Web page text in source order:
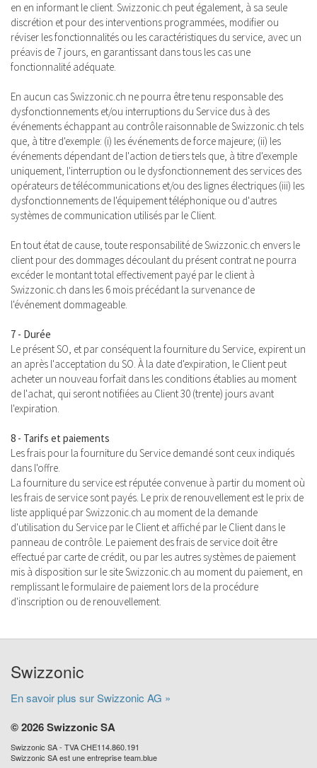
en en informant le client. Swizzonic.ch peut également, à sa seule
discrétion et pour des interventions programmées, modifier ou
réviser les fonctionnalités ou les caractéristiques du service, avec un
préavis de 7 jours, en garantissant dans tous les cas une
fonctionnalité adéquate.
En aucun cas Swizzonic.ch ne pourra être tenu responsable des
dysfonctionnements et/ou interruptions du Service dus à des
événements échappant au contrôle raisonnable de Swizzonic.ch tels
que, à titre d'exemple: (i) les événements de force majeure; (ii) les
événements dépendant de l'action de tiers tels que, à titre d'exemple
uniquement, l'interruption ou le dysfonctionnement des services des
opérateurs de télécommunications et/ou des lignes électriques (iii) les
dysfonctionnements de l'équipement téléphonique ou d'autres
systèmes de communication utilisés par le Client.
En tout état de cause, toute responsabilité de Swizzonic.ch envers le
client pour des dommages découlant du présent contrat ne pourra
excéder le montant total effectivement payé par le client à
Swizzonic.ch dans les 6 mois précédant la survenance de
l'événement dommageable.
7 - Durée
Le présent SO, et par conséquent la fourniture du Service, expirent un
an après l'acceptation du SO. À la date d'expiration, le Client peut
acheter un nouveau forfait dans les conditions établies au moment
de l'achat, qui seront notifiées au Client 30 (trente) jours avant
l'expiration.
8 - Tarifs et paiements
Les frais pour la fourniture du Service demandé sont ceux indiqués
dans l'offre.
La fourniture du service est réputée convenue à partir du moment où
les frais de service sont payés. Le prix de renouvellement est le prix de
liste appliqué par Swizzonic.ch au moment de la demande
d'utilisation du Service par le Client et affiché par le Client dans le
panneau de contrôle. Le paiement des frais de service doit être
effectué par carte de crédit, ou par les autres systèmes de paiement
mis à disposition sur le site Swizzonic.ch au moment du paiement, en
remplissant le formulaire de paiement lors de la procédure
d'inscription ou de renouvellement.
Swizzonic
En savoir plus sur Swizzonic AG »
© 2026 Swizzonic SA
Swizzonic SA - TVA CHE114.860.191
Swizzonic SA est une entreprise team.blue